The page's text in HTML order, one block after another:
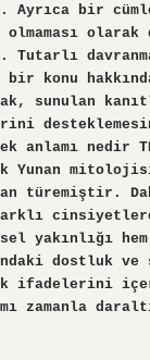
Ayrıca bir
olarak
konu
sunulan
anlamı nedir
Yunan
türemiştir.
farklı
yakınlığı
dostluk ve
ifadelerini
zamanla